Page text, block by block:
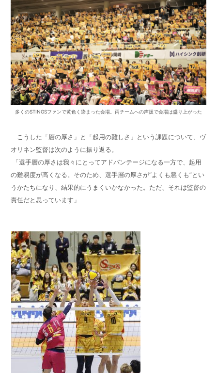
多くのSTINGSファンで黄色く染まった会場。両チームへの声援で会場は盛り上がった
こうした「層の厚さ」と「起用の難しさ」という課題について、ヴ
オリネン監督は次のように振り返る。
「選手層の厚さは我々にとってアドバンテージになる一方で、起用
の難易度が高くなる。そのため、選手層の厚さが“よくも悪くも”とい
うかたちになり、結果的にうまくいかなかった。ただ、それは監督の
責任だと思っています」